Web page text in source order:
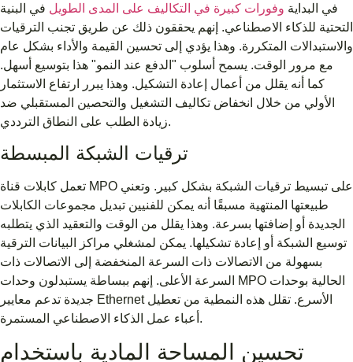
في البداية وفورات كبيرة في التكاليف على المدى الطويل في البنية
التحتية للذكاء الاصطناعي. إنهم يحققون ذلك عن طريق تجنب الترقيات
والاستبدالات المتكررة. وهذا يؤدي إلى تحسين القيمة والأداء بشكل عام
مع مرور الوقت. يسمح أسلوب "الدفع عند النمو" هذا بتوسيع أسهل.
كما أنه يقلل من أعمال إعادة التشكيل. وهذا يبرر ارتفاع الاستثمار
الأولي من خلال انخفاض تكاليف التشغيل والتحصين المستقبلي ضد
زيادة الطلب على النطاق الترددي.
ترقيات الشبكة المبسطة
تعمل كابلات قناة MPO على تبسيط ترقيات الشبكة بشكل كبير. وتعني
طبيعتها المنتهية مسبقًا أنه يمكن للفنيين تبديل مجموعات الكابلات
الجديدة أو إضافتها بسرعة. وهذا يقلل من الوقت والتعقيد الذي يتطلبه
توسيع الشبكة أو إعادة تشكيلها. يمكن لمشغلي مراكز البيانات الترقية
بسهولة من الاتصالات ذات السرعة المنخفضة إلى الاتصالات ذات
السرعة الأعلى. إنهم ببساطة يستبدلون وحدات MPO الحالية بوحدات
جديدة تدعم معايير Ethernet الأسرع. تقلل هذه النمطية من تعطيل
أعباء عمل الذكاء الاصطناعي المستمرة.
تحسين المساحة المادية باستخدام